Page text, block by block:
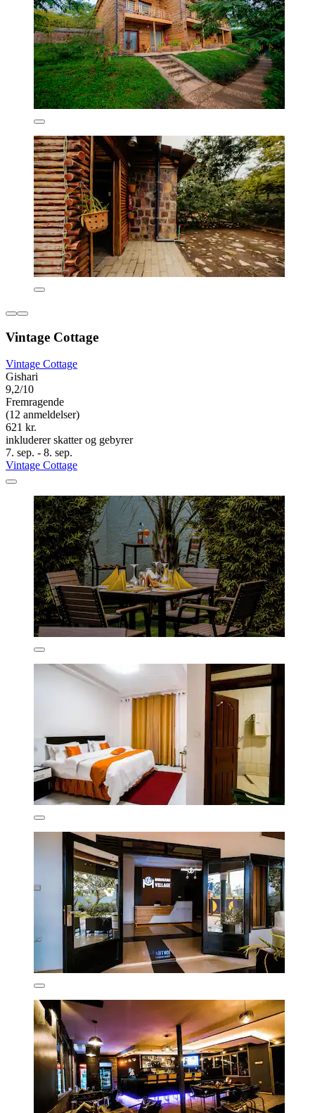
Vintage Cottage
Vintage Cottage
Gishari
9,2/10
Fremragende
(12 anmeldelser)
621 kr.
inkluderer skatter og gebyrer
7. sep. - 8. sep.
Vintage Cottage